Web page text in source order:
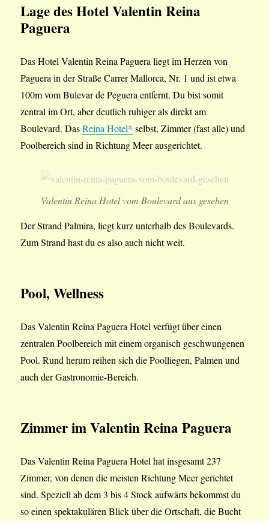
Lage des Hotel Valentin Reina
Paguera
Das Hotel Valentin Reina Paguera liegt im Herzen von
Paguera in der Straße Carrer Mallorca, Nr. 1 und ist etwa
100m vom Bulevar de Peguera entfernt. Du bist somit
zentral im Ort, aber deutlich ruhiger als direkt am
Boulevard. DasReina Hotel* selbst, Zimmer (fast alle) und
Poolbereich sind in Richtung Meer ausgerichtet.
Valentin Reina Hotel vom Boulevard aus gesehen
Der Strand Palmira, liegt kurz unterhalb des Boulevards.
Zum Strand hast du es also auch nicht weit.
Pool, Wellness
Das Valentin Reina Paguera Hotel verfügt über einen
zentralen Poolbereich mit einem organisch geschwungenen
Pool. Rund herum reihen sich die Poolliegen, Palmen und
auch der Gastronomie-Bereich.
Zimmer im Valentin Reina Paguera
Das Valentin Reina Paguera Hotel hat insgesamt 237
Zimmer, von denen die meisten Richtung Meer gerichtet
sind. Speziell ab dem 3 bis 4 Stock aufwärts bekommst du
so einen spektakulären Blick über die Ortschaft, die Bucht